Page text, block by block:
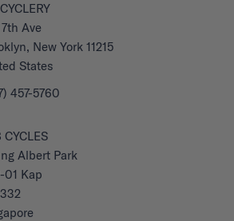
Ave
New York 11215
States
457-5760
Albert Park
01 Kap